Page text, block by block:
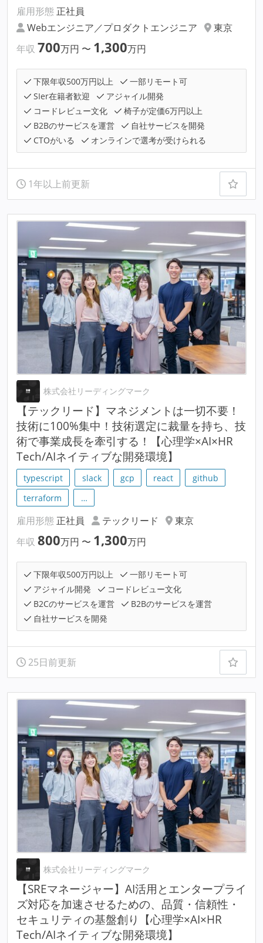
雇用形態 正社員
Webエンジニア／プロダクトエンジニア
東京
年収 700万円 〜 1,300万円
下限年収500万円以上
一部リモート可
SIer在籍者歓迎
アジャイル開発
コードレビュー文化
椅子が定価6万円以上
B2Bのサービスを運営
自社サービスを開発
CTOがいる
オンラインで選考が受けられる
1年以上前更新
株式会社リーディングマーク
【テックリード】マネジメントは一切不要！
技術に100%集中！技術選定に裁量を持ち、技
術で事業成長を牽引する！【心理学×AI×HR
Tech/AIネイティブな開発環境】
typescript slack gcp react
github
terraform
…
雇用形態 正社員 テックリード
東京
年収 800万円 〜 1,300万円
下限年収500万円以上
一部リモート可
アジャイル開発
コードレビュー文化
B2Cのサービスを運営
B2Bのサービスを運営
自社サービスを開発
25日前更新
株式会社リーディングマーク
【SREマネージャー】AI活用とエンタープライ
ズ対応を加速させるための、品質・信頼性・
セキュリティの基盤創り【心理学×AI×HR
Tech/AIネイティブな開発環境】